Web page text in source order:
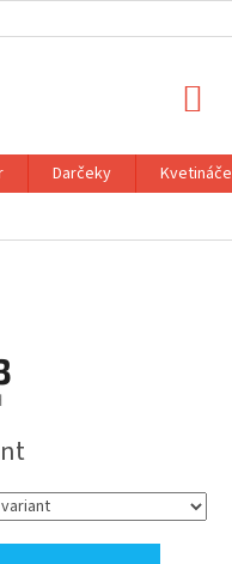
Darčeky Kvetináče